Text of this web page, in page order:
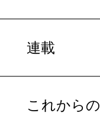
連載
これから